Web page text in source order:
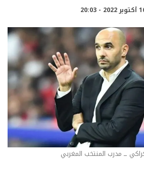
ــ مدرب المنتخب المغربي